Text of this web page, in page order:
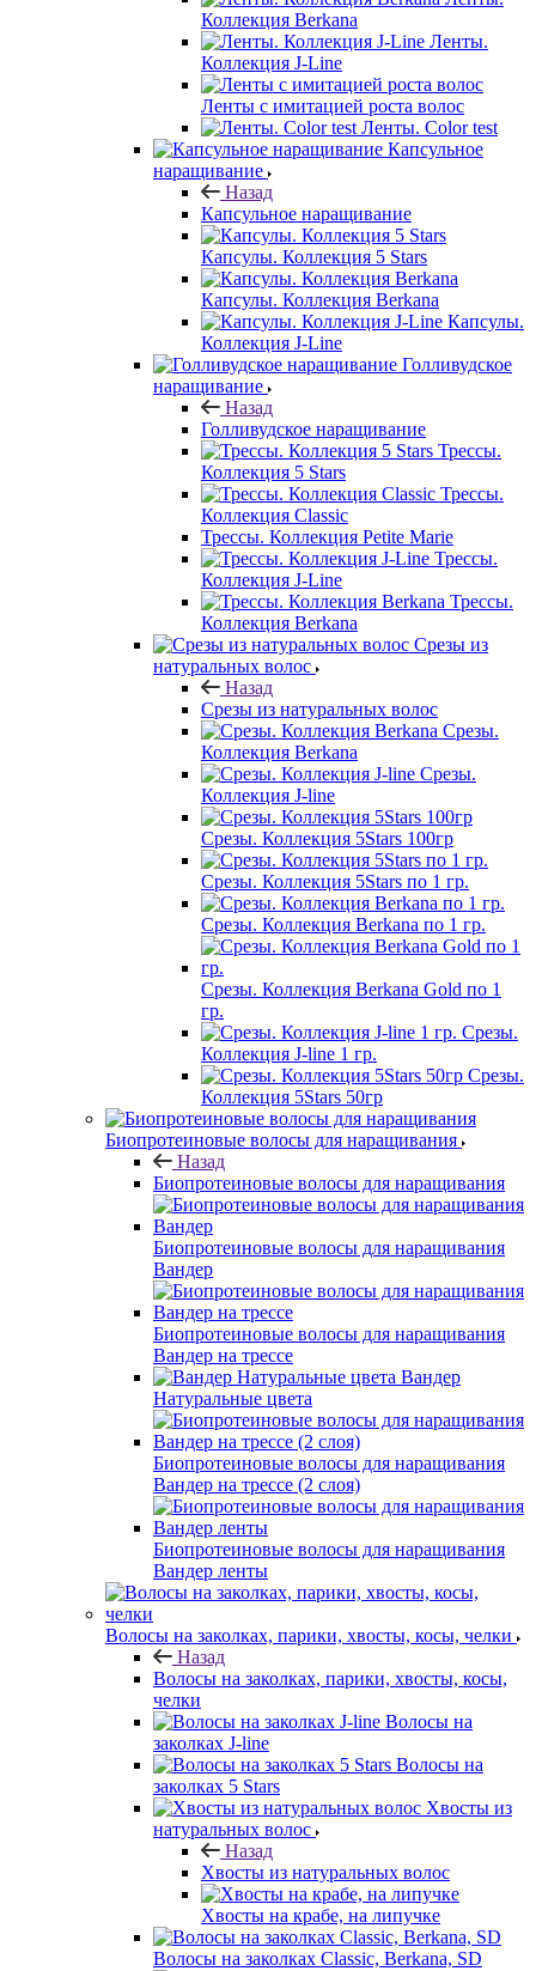
Коллекция Berkana
Ленты.
Коллекция J-Line
Ленты с имитацией роста волос
Ленты. Color test
Капсульное
наращивание
Назад
Капсульное наращивание
Капсулы. Коллекция 5 Stars
Капсулы. Коллекция Berkana
Капсулы.
Коллекция J-Line
Голливудское
наращивание
Назад
Голливудское наращивание
Трессы.
Коллекция 5 Stars
Трессы.
Коллекция Classic
Трессы. Коллекция Petite Marie
Трессы.
Коллекция J-Line
Трессы.
Коллекция Berkana
Срезы из
натуральных волос
Назад
Срезы из натуральных волос
Срезы.
Коллекция Berkana
Срезы.
Коллекция J-line
Срезы. Коллекция 5Stars 100гр
Срезы. Коллекция 5Stars по 1 гр.
Срезы. Коллекция Berkana по 1 гр.
Срезы. Коллекция Berkana Gold по 1
гр.
Срезы.
Коллекция J-line 1 гр.
Срезы.
Коллекция 5Stars 50гр
Биопротеиновые волосы для наращивания
Назад
Биопротеиновые волосы для наращивания
Биопротеиновые волосы для наращивания
Вандер
Биопротеиновые волосы для наращивания
Вандер на трессе
Вандер
Натуральные цвета
Биопротеиновые волосы для наращивания
Вандер на трессе (2 слоя)
Биопротеиновые волосы для наращивания
Вандер ленты
Волосы на заколках, парики, хвосты, косы, челки
Назад
Волосы на заколках, парики, хвосты, косы,
челки
Волосы на
заколках J-line
Волосы на
заколках 5 Stars
Хвосты из
натуральных волос
Назад
Хвосты из натуральных волос
Хвосты на крабе, на липучке
Волосы на заколках Classic, Berkana, SD